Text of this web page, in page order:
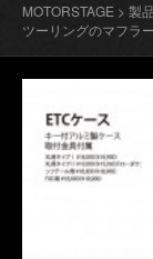
MOTORSTAGE > 製
ツーリングのマフラ